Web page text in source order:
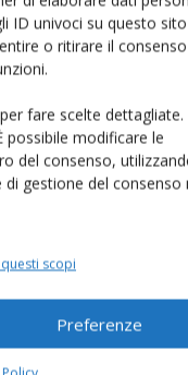
ID univoci su questo
o ritirare il
fare scelte dettagliate.
possibile modificare le
del consenso,
gestione del consenso
scopi
Preferenze
associate,
d’affari di
euro sono
di
euro.